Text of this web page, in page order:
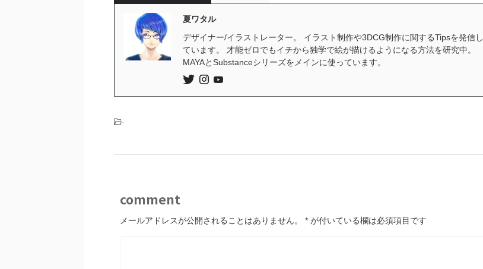
夏ワタル
デザイナー/イラストレーター。 イラスト制作や3DCG制作に関するTipsを発信し
ています。 才能ゼロでもイチから独学で絵が描けるようになる方法を研究中。
MAYAとSubstanceシリーズをメインに使っています。
-
comment
メールアドレスが公開されることはありません。 * が付いている欄は必須項目です